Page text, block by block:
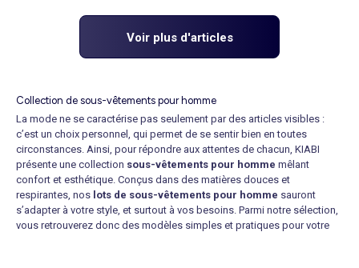
Voir plus d'articles
Collection de sous-vêtements pour homme
La mode ne se caractérise pas seulement par des articles visibles :
c’est un choix personnel, qui permet de se sentir bien en toutes
circonstances. Ainsi, pour répondre aux attentes de chacun, KIABI
présente une collection sous-vêtements pour homme mêlant
confort et esthétique. Conçus dans des matières douces et
respirantes, nos lots de sous-vêtements pour homme sauront
s’adapter à votre style, et surtout à vos besoins. Parmi notre sélection,
vous retrouverez donc des modèles simples et pratiques pour votre